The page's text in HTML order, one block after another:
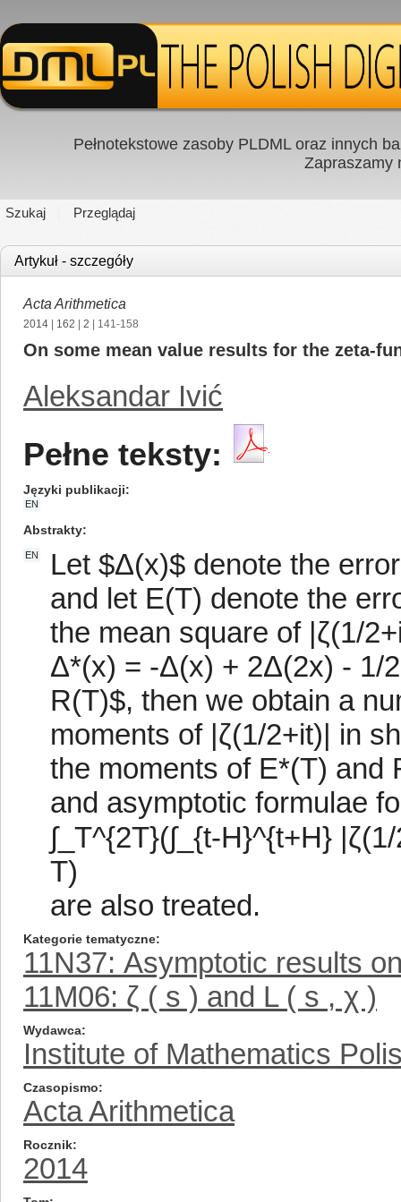
Pełnotekstowe zasoby PLDML oraz innych
Zapraszamy
Szukaj Przeglądaj
Artykuł - szczegóły
Acta Arithmetica
2014 162 2 | 141-158
On some mean value results for the zeta-
Aleksandar Ivić
Pełne teksty:
Języki publikacji
EN
Abstrakty
EN
Let $Δ(x)$ denote the
and let E(T) denote the
the mean square of |ζ(1/
Δ*(x) = -Δ(x) + 2Δ(2x) - 1/
R(T)$, then we obtain a
moments of |ζ(1/2+it)| in
the moments of E*(T) and
and asymptotic formulae
∫_T^{2T}(∫_{t-H}^{t+H}
T)
are also treated.
Kategorie tematyczne
11N37: Asymptotic results
11M06: ζ ( s ) and L ( s , χ )
Wydawca
Institute of Mathematics
Czasopismo
Acta Arithmetica
Rocznik
2014